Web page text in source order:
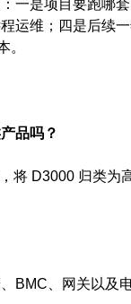
一是项目要跑哪
运维；四是后续
。
品吗？
将 D3000 归类
BMC、网关以及